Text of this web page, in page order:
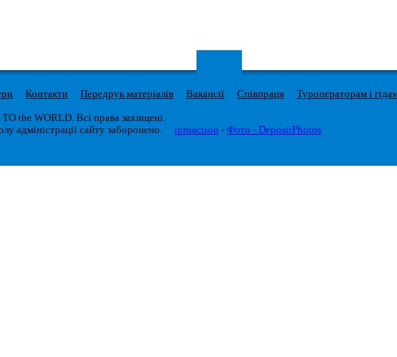
Контакти Передрук матеріалів Вакансії Співпраця Туроператорам і
the WORLD. Всі права захищені.
адміністрації сайту заборонено.
iproaction - Фото - DepositPhotos